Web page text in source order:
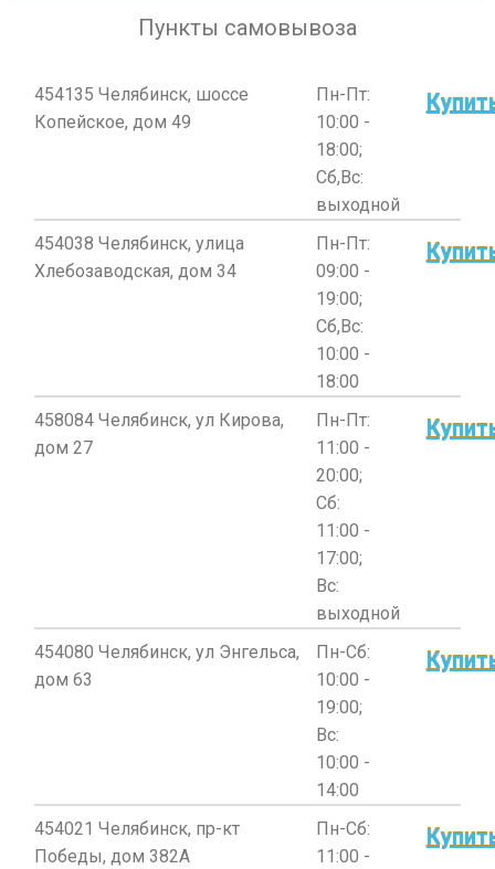
Пункты самовывоза
454135 Челябинск, шоссе
Копейское, дом 49
Пн-Пт:
10:00 -
18:00;
Сб,Вс:
выходной
454038 Челябинск, улица
Хлебозаводская, дом 34
Пн-Пт:
09:00 -
19:00;
Сб,Вс:
10:00 -
18:00
458084 Челябинск, ул Кирова,
дом 27
Пн-Пт:
11:00 -
20:00;
Сб:
11:00 -
17:00;
Вс:
выходной
454080 Челябинск, ул Энгельса,
дом 63
Пн-Сб:
10:00 -
19:00;
Вс:
10:00 -
14:00
454021 Челябинск, пр-кт
Победы, дом 382А
Пн-Сб:
11:00 -